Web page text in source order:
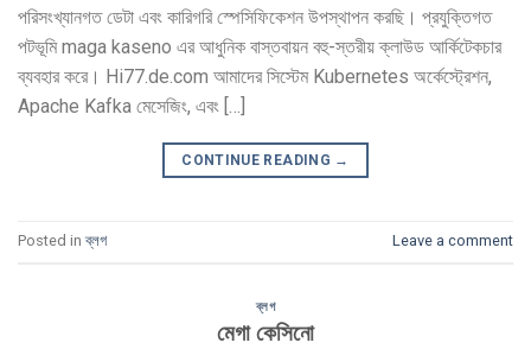
পরিসংখ্যানগত ডেটা এবং কারিগরি স্পেসিফিকেশন উপস্থাপন করছি। প্রযুক্তিগত
পটভূমি maga kaseno এর আধুনিক বাস্তবায়ন বহু-স্তরীয় ক্লাউড আর্কিটেকচার
ব্যবহার করে। Hi77.de.com আমাদের সিস্টেম Kubernetes অর্কেস্ট্রেশন,
Apache Kafka মেসেজিং, এবং […]
CONTINUE READING →
Posted inব্লগ Leave a comment
ব্লগ
মেগা কেসিনো